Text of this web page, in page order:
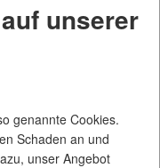
unserer
genannte Cookies.
Schaden an und
unser Angebot